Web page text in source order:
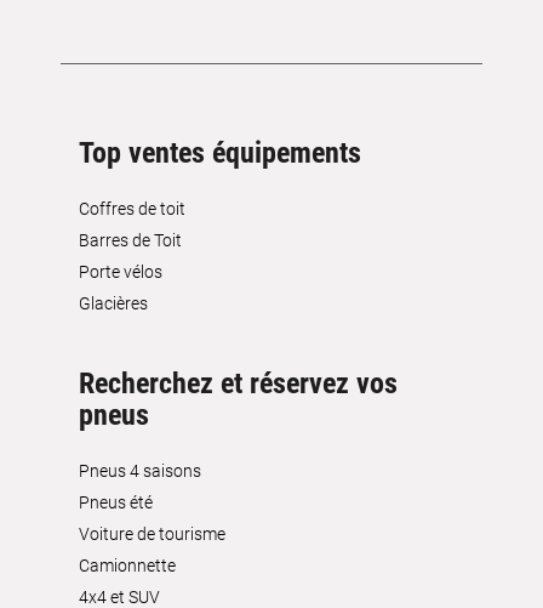
Top ventes équipements
Coffres de toit
Barres de Toit
Porte vélos
Glacières
Recherchez et réservez vos
pneus
Pneus 4 saisons
Pneus été
Voiture de tourisme
Camionnette
4x4 et SUV